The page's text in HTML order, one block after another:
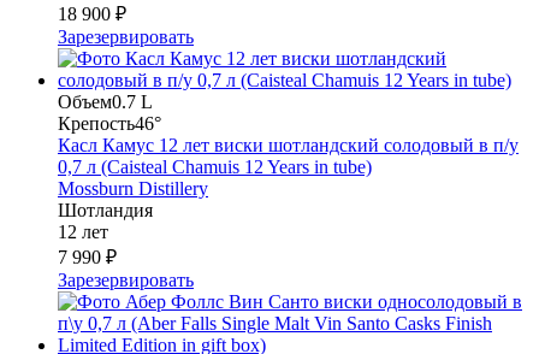
18 900 ₽
Зарезервировать
Объем0.7 L
Крепость46°
Касл Камус 12 лет виски шотландский солодовый в п/у
0,7 л (Caisteal Chamuis 12 Years in tube)
Mossburn Distillery
Шотландия
12 лет
7 990 ₽
Зарезервировать